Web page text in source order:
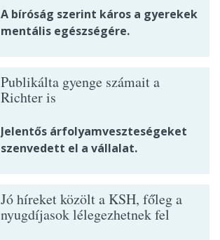
A bíróság szerint káros a gyerekek
mentális egészségére.
Publikálta gyenge számait a
Richter is
Jelentős árfolyamveszteségeket
szenvedett el a vállalat.
Jó híreket közölt a KSH, főleg a
nyugdíjasok lélegezhetnek fel